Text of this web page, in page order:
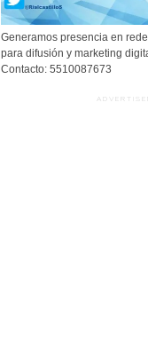
Generamos presencia en
para difusión y marketing
Contacto: 5510087673